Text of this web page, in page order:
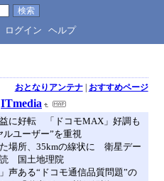
ログイン ヘルプ
おとなりアンテナ| おすすめページ
ITmedia
に好転 「ドコモMAX」好調も
ユーザー”を重視
場所、35kmの線状に 衛星デー
読 国土地理院
声ある“ドコモ通信品質問題”の